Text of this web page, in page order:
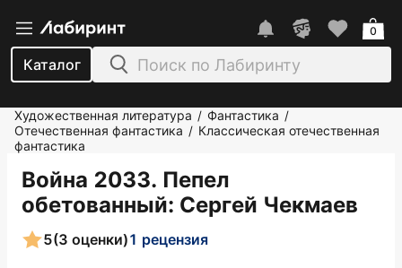
Каталог
0
Художественная литература / Фантастика /
Отечественная фантастика / Классическая отечественная
фантастика
Война 2033. Пепел
обетованный: Сергей Чекмаев
5(3 оценки)1 рецензия